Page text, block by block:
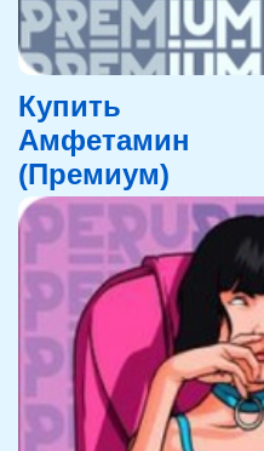
Купить
Амфетамин
(Премиум)